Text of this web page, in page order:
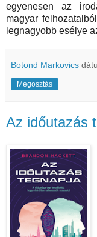
egyenesen az
magyar
legnagyobb esélye
Botond Markovics
Megosztás
Az időutazás